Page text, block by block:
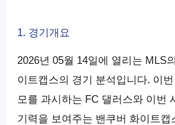
1. 경기개요
2026년 05월 14일에 열리는 MLS
이트캡스의 경기 분석입니다. 이
모를 과시하는 FC 댈러스와 이번
기력을 보여주는 밴쿠버 화이트캡